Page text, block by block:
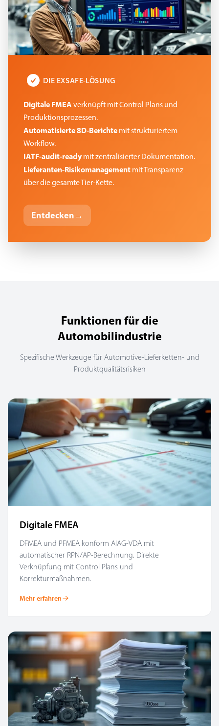
DIE EXSAFE-LÖSUNG
Digitale FMEA verknüpft mit Control Plans und
Produktionsprozessen.
Automatisierte 8D-Berichte mit strukturiertem
Workflow.
IATF-audit-readymit zentralisierter Dokumentation.
Lieferanten-Risikomanagement mit Transparenz
über die gesamte Tier-Kette.
Entdecken→
Funktionen für die
Automobilindustrie
Spezifische Werkzeuge für Automotive-Lieferketten- und
Produktqualitätsrisiken
Digitale FMEA
DFMEA und PFMEA konform AIAG-VDA mit
automatischer RPN/AP-Berechnung. Direkte
Verknüpfung mit Control Plans und
Korrekturmaßnahmen.
Mehr erfahren